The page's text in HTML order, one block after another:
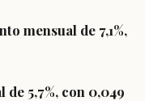
mensual de 7,1%,
5,7%, con 0,049